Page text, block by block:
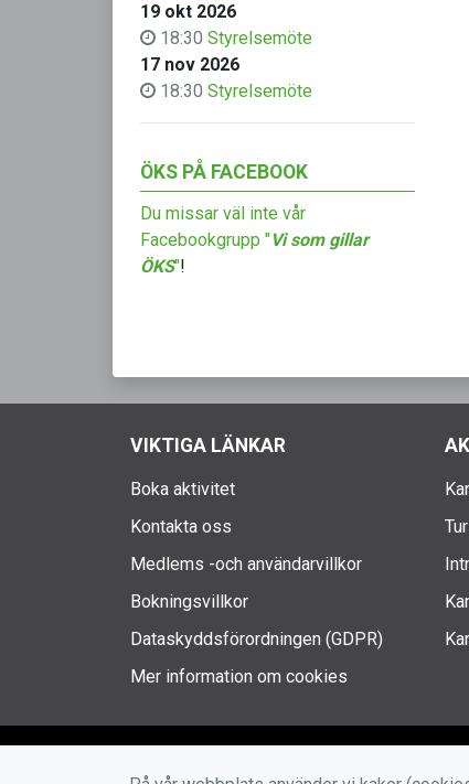
19 okt 2026
18:30 Styrelsemöte
17 nov 2026
18:30 Styrelsemöte
ÖKS PÅ FACEBOOK
Du missar väl inte vår
Facebookgrupp "Vi som gillar
ÖKS"!
VIKTIGA LÄNKAR
Boka aktivitet
Kontakta oss
Medlems -och användarvillkor
Bokningsvillkor
Dataskyddsförordningen (GDPR)
Mer information om cookies